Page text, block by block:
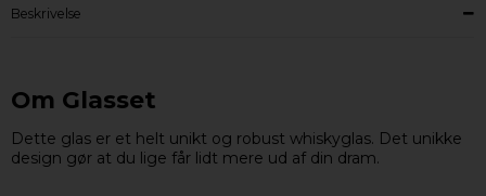
Beskrivelse
Om Glasset
Dette glas er et helt unikt og robust whiskyglas. Det unikke
design gør at du lige får lidt mere ud af din dram.